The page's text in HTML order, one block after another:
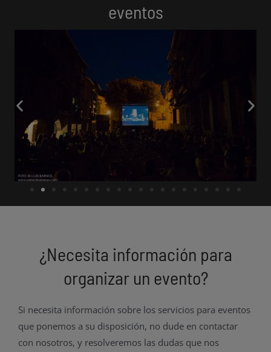
eventos
¿Necesita información para
organizar un evento?
Si necesita información sobre los servicios para eventos
que ponemos a su disposición, no dude en contactar
con nosotros, y resolveremos las dudas que nos